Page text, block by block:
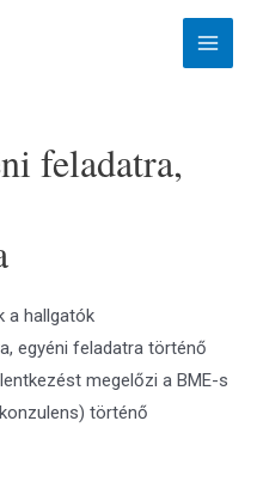
Main
feladatra,
a hallgatók
egyéni feladatra történő
megelőzi a BME-s
történő